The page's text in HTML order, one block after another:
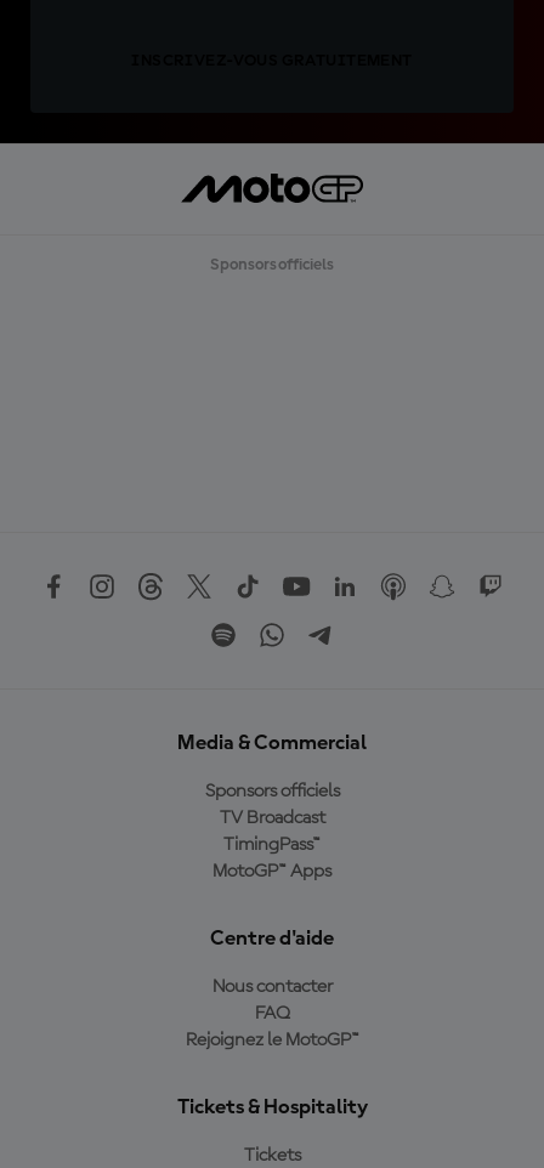
Sponsors officiels
Media & Commercial
Sponsors officiels
TV Broadcast
TimingPass™
MotoGP™ Apps
Centre d'aide
Nous contacter
FAQ
Rejoignez le MotoGP™
Tickets & Hospitality
Tickets